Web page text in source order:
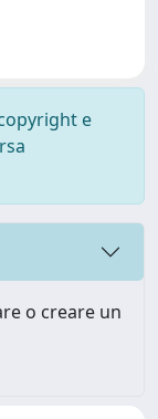
e
o creare un